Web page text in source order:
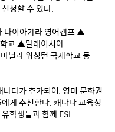
청할 수 있다.
나이아가라 영어캠프 ▲
교 ▲말레이시아
닐라 워싱턴 국제학교 등
다가 추가되어, 영미 문화권
게 추천한다. 캐나다 교육청
학생들과 함께 ESL